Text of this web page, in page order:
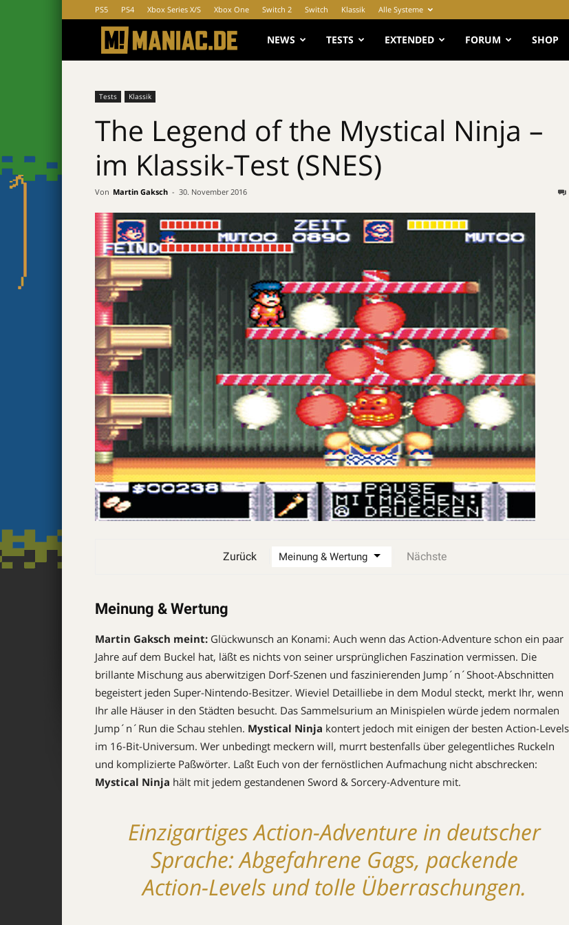
PS5 PS4 Xbox Series X/S Xbox One Switch 2 Switch Klassik Alle Systeme
MANIAC.de
NEWS TESTS EXTENDED FORUM SHOP
Tests Klassik
The Legend of the Mystical Ninja –
im Klassik-Test (SNES)
Von Martin Gaksch - 30. November 2016
Zurück Nächste
Meinung & Wertung
Martin Gaksch meint: Glückwunsch an Konami: Auch wenn das Action-Adventure schon ein paar
Jahre auf dem Buckel hat, läßt es nichts von seiner ursprünglichen Faszination vermissen. Die
brillante Mischung aus aberwitzigen Dorf-Szenen und faszinierenden Jump´n´Shoot-Abschnitten
begeistert jeden Super-Nintendo-Besitzer. Wieviel Detailliebe in dem Modul steckt, merkt Ihr, wenn
Ihr alle Häuser in den Städten besucht. Das Sammelsurium an Minispielen würde jedem normalen
Jump´n´Run die Schau stehlen. Mystical Ninja kontert jedoch mit einigen der besten Action-Levels
im 16-Bit-Universum. Wer unbedingt meckern will, murrt bestenfalls über gelegentliches Ruckeln
und komplizierte Paßwörter. Laßt Euch von der fernöstlichen Aufmachung nicht abschrecken:
Mystical Ninja hält mit jedem gestandenen Sword & Sorcery-Adventure mit.
Einzigartiges Action-Adventure in deutscher
Sprache: Abgefahrene Gags, packende
Action-Levels und tolle Überraschungen.